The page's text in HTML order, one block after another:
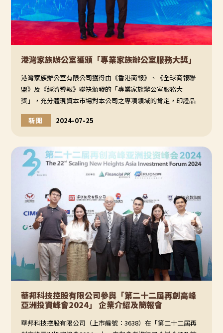
港灣家族辦公室獲頒「專業家族辦公室服務大獎」
港灣家族辦公室有限公司獲得由《香港商報》、《全球商報聯
盟》及《經濟導報》聯袂頒發的「專業家族辦公室服務大
獎」，充分體現資本市場對本公司之專項領域的肯定，印證品
牌與實力兼具。
新聞
2024-07-25
華邦科技控股有限公司參與「第二十二屆再創高峰
亞洲投資峰會2024」 企業介紹及簡報會
華邦科技控股有限公司（上市編號：3638）在「第二十二屆再